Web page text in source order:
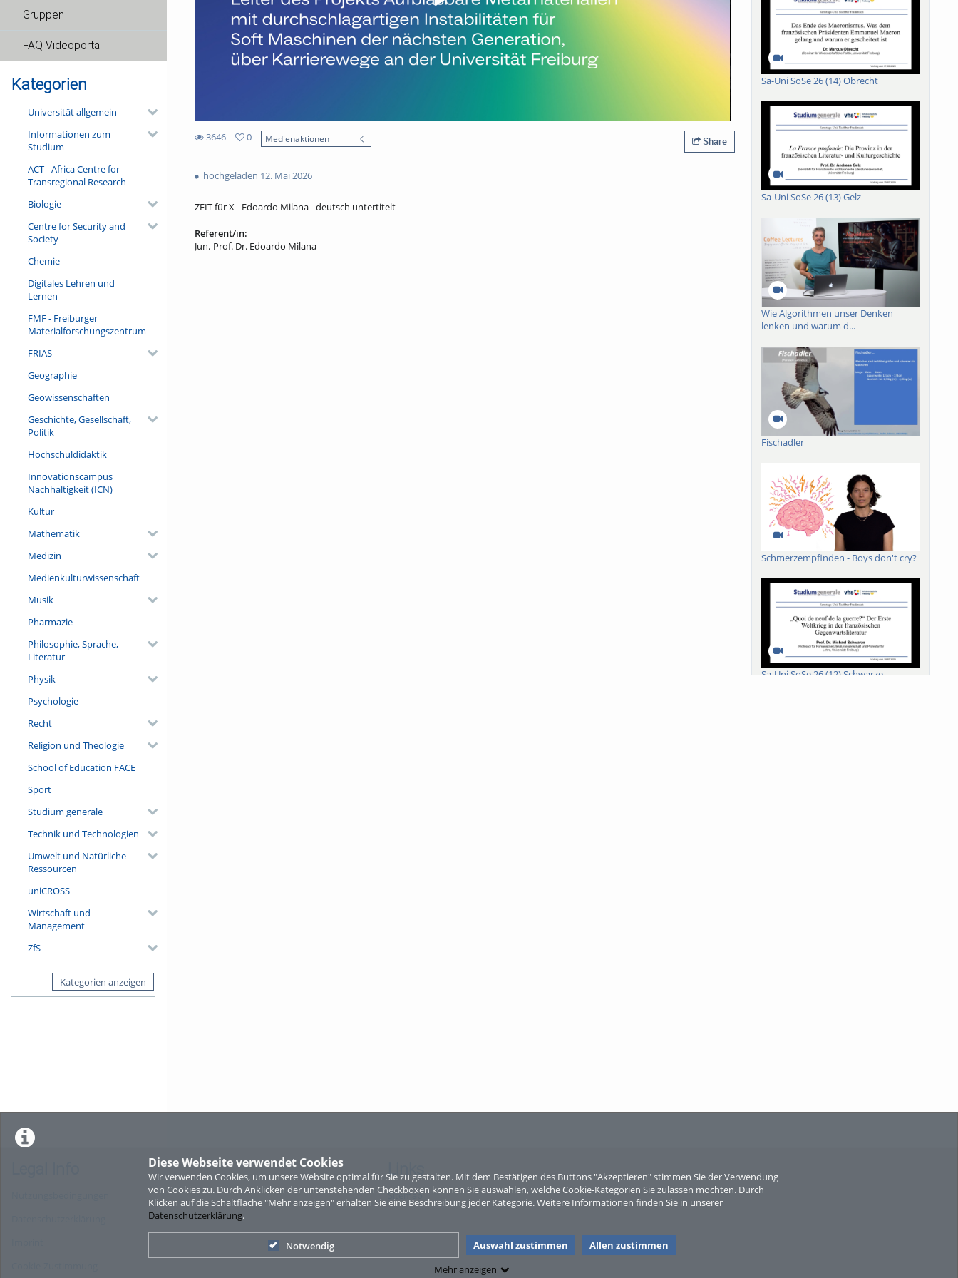
Diese Webseite verwendet Cookies
Wir verwenden Cookies, um unsere Website optimal für Sie zu gestalten. Mit dem Bestätigen des Buttons "Akzeptieren" stimmen Sie der Verwendung
von Cookies zu. Durch Anklicken der untenstehenden Checkboxen können Sie auswählen, welche Cookie-Kategorien Sie zulassen möchten. Durch
Klicken auf die Schaltfläche "Mehr anzeigen" erhalten Sie eine Beschreibung jeder Kategorie. Weitere Informationen finden Sie in unserer
Datenschutzerklärung.
Notwendig Auswahl zustimmen
Allen zustimmen
Mehr anzeigen
Gruppen
FAQ Videoportal
Kategorien
Universität allgemein
Informationen zum
Studium
ACT - Africa Centre for
Transregional Research
Biologie
Centre for Security and
Society
Chemie
Digitales Lehren und
Lernen
FMF - Freiburger
Materialforschungszentrum
FRIAS
Geographie
Geowissenschaften
Geschichte, Gesellschaft,
Politik
Hochschuldidaktik
Innovationscampus
Nachhaltigkeit (ICN)
Kultur
Mathematik
Medizin
Medienkulturwissenschaft
Musik
Pharmazie
Philosophie, Sprache,
Literatur
Physik
Psychologie
Recht
Religion und Theologie
School of Education FACE
Sport
Studium generale
Technik und Technologien
Umwelt und Natürliche
Ressourcen
uniCROSS
Wirtschaft und
Management
ZfS
Kategorien anzeigen
3646
views
0
Medienaktionen Share
hochgeladen 12. Mai 2026
ZEIT für X - Edoardo Milana - deutsch untertitelt
Referent/in:
Jun.-Prof. Dr. Edoardo Milana
Sa-Uni SoSe 26 (14) Obrecht
Sa-Uni SoSe 26 (13) Gelz
Wie Algorithmen unser Denken
lenken und warum d...
Fischadler
Schmerzempfinden - Boys don't cry?
Sa-Uni SoSe 26 (12) Schwarze
Sperber
Links
Sitemap